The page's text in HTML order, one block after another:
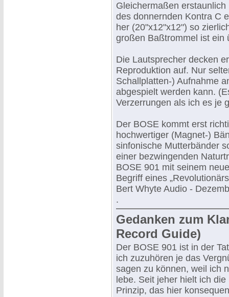
Gleichermaßen
des donnernden Kontra C
her (20"x12"x12") so
großen Baßtrommel ist ein
Die Lautsprecher decken
Reproduktion auf. Nur
Schallplatten-) Aufnahme
abgespielt werden kann.
Verzerrungen als ich es je
Der BOSE kommt erst
hochwertiger (Magnet-)
sinfonische Mutterbänder
einer bezwingenden
BOSE 901 mit seinem
Begriff eines
Bert Whyte Audio -
.
Gedanken zum
Record Guide)
Der BOSE 901 ist in der
ich zuzuhören je das
sagen zu können, weil ich
lebe. Seit jeher hielt ich
Prinzip, das hier